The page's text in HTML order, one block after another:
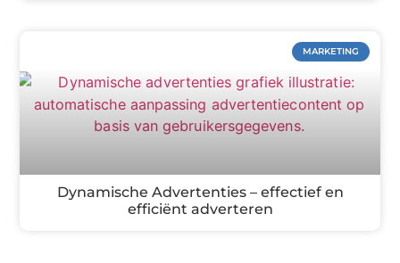
MARKETING
Dynamische Advertenties – effectief en
efficiënt adverteren